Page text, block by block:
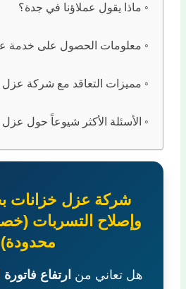
ماذا يقول عملاؤنا في جدة؟
معلومات الحصول على خدمة
مميزات التعاقد مع شركة عزل
الأسئلة الأكثر شيوعاً حول عزل
شركة عزل خزانات
محدودة)
هل تعاني من ارتفاع فاتورة